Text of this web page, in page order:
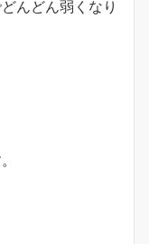
んどん弱くなり